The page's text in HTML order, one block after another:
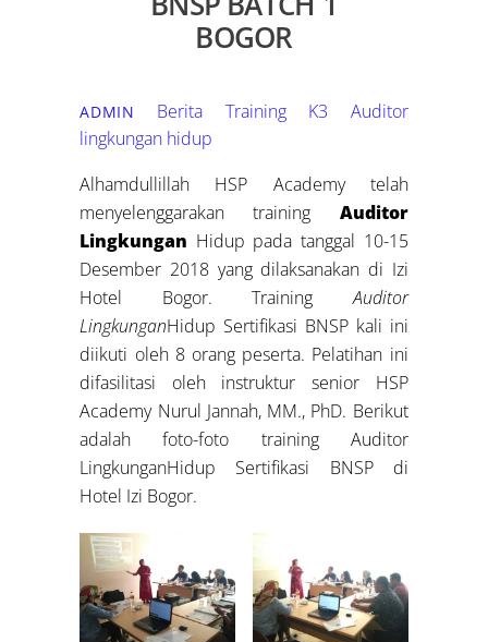
BOGOR
ADMIN Berita Training K3
Auditor
lingkungan hidup
Alhamdullillah HSP Academy telah
menyelenggarakan training Auditor
Lingkungan Hidup pada tanggal 10-15
Desember 2018 yang dilaksanakan di Izi
Hotel Bogor. TrainingAuditor
LingkunganHidup Sertifikasi BNSP kali ini
diikuti oleh 8 orang peserta. Pelatihan ini
difasilitasi oleh instruktur senior HSP
Academy Nurul Jannah, MM., PhD. Berikut
adalah foto-foto training Auditor
LingkunganHidup Sertifikasi BNSP di
Hotel Izi Bogor.